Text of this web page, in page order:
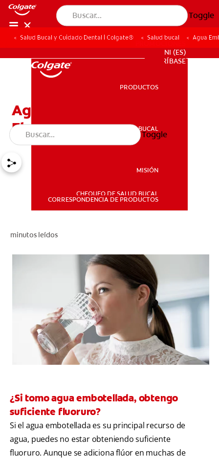
Toggle
SALUD BUCAL
PROMOCIONES
NI (ES)
SUSCRÍBASE
NI (ES)
SUSCRÍBASE
PRODUCTOS
SALUD BUCAL
MISIÓN
CHEQUEO DE SALUD BUCAL
CORRESPONDENCIA DE PRODUCTOS
Toggle
Salud Bucal y Cuidado Dental | Colgate® Salud bucal Agua
Agua Embotellada Y
Fluoruro
minutos leídos
¿Si tomo agua embotellada, obtengo
suficiente fluoruro?
Si el agua embotellada es su principal recurso de
agua, puedes no estar obteniendo suficiente
fluoruro. Aunque se adiciona flúor en muchas de